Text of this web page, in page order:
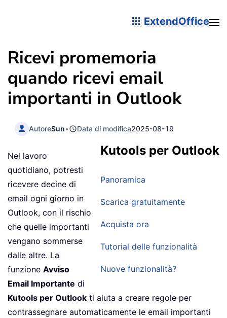
ExtendOffice
Ricevi promemoria
quando ricevi email
importanti in Outlook
AutoreSun• Data di modifica2025-08-19
Kutools per Outlook
Panoramica
Scarica gratuitamente
Acquista ora
Tutorial delle funzionalità
Nuove funzionalità?
Nel lavoro
quotidiano, potresti
ricevere decine di
email ogni giorno in
Outlook, con il rischio
che quelle importanti
vengano sommerse
dalle altre. La
funzione Avviso
Email Importante di
Kutools per Outlook ti aiuta a creare regole per
contrassegnare automaticamente le email importanti